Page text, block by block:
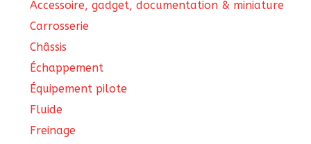
Accessoire, gadget, documentation & miniature
Carrosserie
Châssis
Échappement
Équipement pilote
Fluide
Freinage